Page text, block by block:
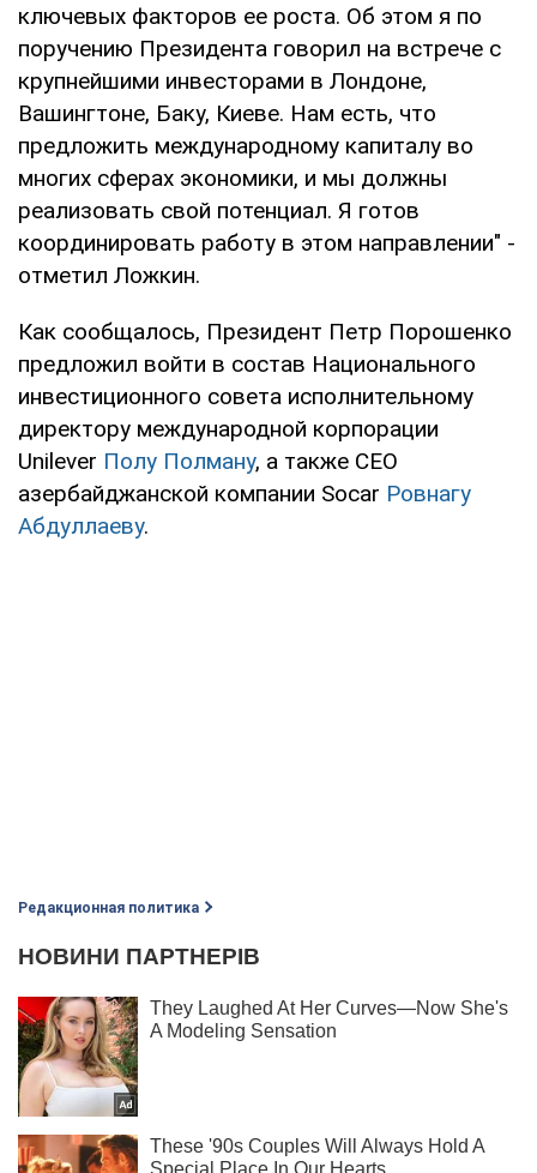
ключевых факторов ее роста. Об этом я по
поручению Президента говорил на встрече с
крупнейшими инвесторами в Лондоне,
Вашингтоне, Баку, Киеве. Нам есть, что
предложить международному капиталу во
многих сферах экономики, и мы должны
реализовать свой потенциал. Я готов
координировать работу в этом направлении" -
отметил Ложкин.
Как сообщалось, Президент Петр Порошенко
предложил войти в состав Национального
инвестиционного совета исполнительному
директору международной корпорации
Unilever Полу Полману, а также CEO
азербайджанской компании Socar Ровнагу
Абдуллаеву.
Редакционная политика